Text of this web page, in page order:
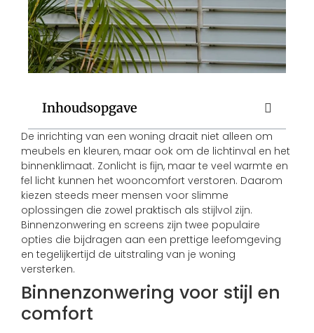
Inhoudsopgave
De inrichting van een woning draait niet alleen om
meubels en kleuren, maar ook om de lichtinval en het
binnenklimaat. Zonlicht is fijn, maar te veel warmte en
fel licht kunnen het wooncomfort verstoren. Daarom
kiezen steeds meer mensen voor slimme
oplossingen die zowel praktisch als stijlvol zijn.
Binnenzonwering en screens zijn twee populaire
opties die bijdragen aan een prettige leefomgeving
en tegelijkertijd de uitstraling van je woning
versterken.
Binnenzonwering voor stijl en
comfort